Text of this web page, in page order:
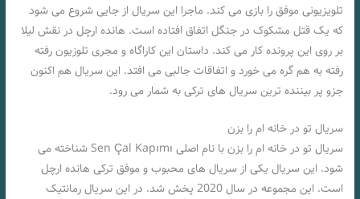
تلویزیونی موفق را بازی می کند. ماجرا این سریال از جایی شروع می شود
که یک قتل مشکوک در جنگل اتفاق افتاده است. هانده ارچل در نقش لیلا
بر روی این پرونده کار می کند. داستان این کاراگاه و مجری تلوزیون رفته
رفته به هم گره می خورد و اتفاقات جالبی می افتد. این سریال هم اکنون
جزو پر بیننده ترین سریال های ترکی به شمار می رود.
سریال تو در خانه ام را بزن
سریال تو در خانه‌ ام را بزن با نام اصلی Sen Çal Kapımı شناخته می‌
شود. این سریال یکی از سریال‌ های محبوب و موفق ترکی هانده ارچل
است. این مجموعه در سال 2020 پخش شد. در این سریال رمانتیک